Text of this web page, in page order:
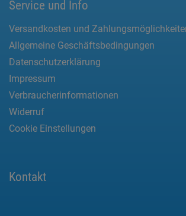
Service und Info
Versandkosten und
Allgemeine Geschäftsbedingungen
Datenschutzerklärung
Impressum
Verbraucherinformationen
Widerruf
Cookie Einstellungen
Kontakt